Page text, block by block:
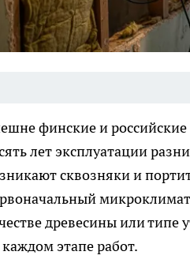
финские и российские
лет эксплуатации
сквозняки и
микроклимат
древесины или типе
этапе работ.